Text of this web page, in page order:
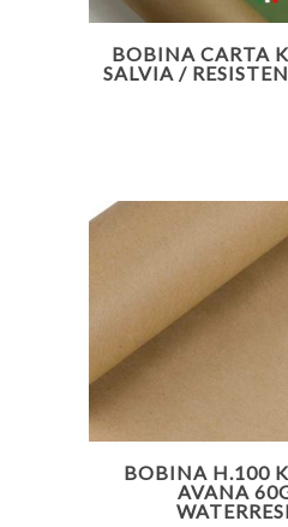
BOBINA CARTA
SALVIA /
BOBINA H.100
AVANA